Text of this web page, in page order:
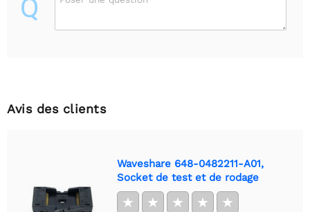
Q
Avis des clients
Waveshare 648-0482211-A01,
Socket de test et de rodage
★ ★ ★ ★ ★